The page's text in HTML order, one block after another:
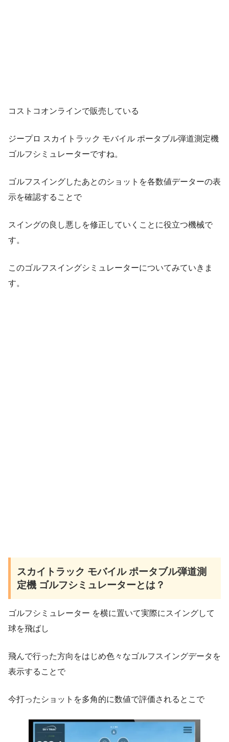
コストコオンラインで販売している
ジープロ スカイトラック モバイル ポータブル弾道測定機
ゴルフシミュレーターですね。
ゴルフスイングしたあとのショットを各数値データーの表
示を確認することで
スイングの良し悪しを修正していくことに役立つ機械で
す。
このゴルフスイングシミュレーターについてみていきま
す。
スカイトラック モバイル ポータブル弾道測
定機 ゴルフシミュレーターとは？
ゴルフシミュレーター を横に置いて実際にスイングして
球を飛ばし
飛んで行った方向をはじめ色々なゴルフスイングデータを
表示することで
今打ったショットを多角的に数値で評価されるとこで